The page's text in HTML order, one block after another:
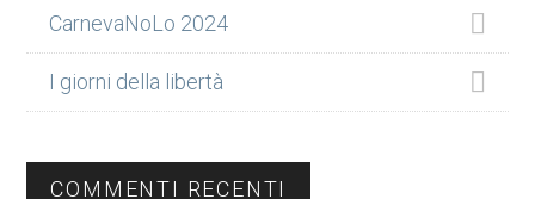
CarnevaNoLo 2024
I giorni della libertà
COMMENTI RECENTI